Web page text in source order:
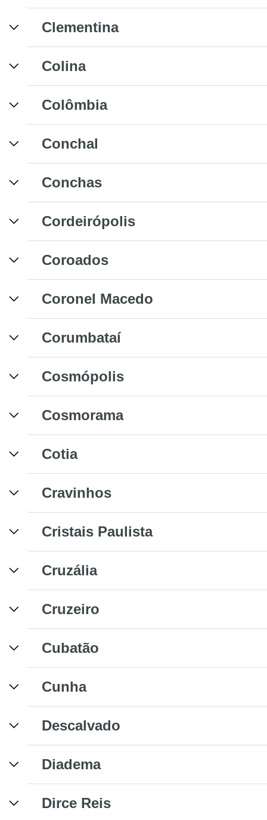
Clementina
Colina
Colômbia
Conchal
Conchas
Cordeirópolis
Coroados
Coronel Macedo
Corumbataí
Cosmópolis
Cosmorama
Cotia
Cravinhos
Cristais Paulista
Cruzália
Cruzeiro
Cubatão
Cunha
Descalvado
Diadema
Dirce Reis